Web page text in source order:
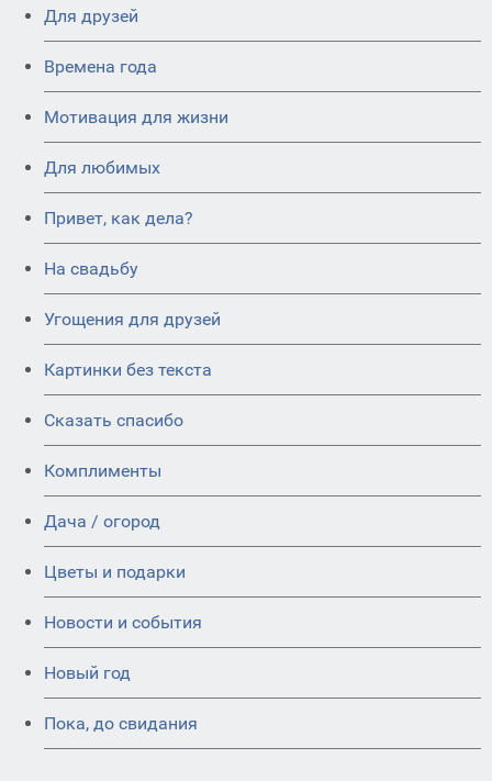
Для друзей
Времена года
Мотивация для жизни
Для любимых
Привет, как дела?
На свадьбу
Угощения для друзей
Картинки без текста
Сказать спасибо
Комплименты
Дача / огород
Цветы и подарки
Новости и события
Новый год
Пока, до свидания